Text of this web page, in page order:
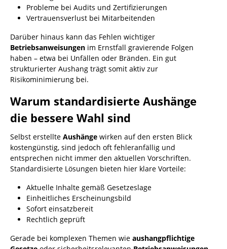
Probleme bei Audits und Zertifizierungen
Vertrauensverlust bei Mitarbeitenden
Darüber hinaus kann das Fehlen wichtiger
Betriebsanweisungen im Ernstfall gravierende Folgen
haben – etwa bei Unfällen oder Bränden. Ein gut
strukturierter Aushang trägt somit aktiv zur
Risikominimierung bei.
Warum standardisierte Aushänge
die bessere Wahl sind
Selbst erstellte Aushänge wirken auf den ersten Blick
kostengünstig, sind jedoch oft fehleranfällig und
entsprechen nicht immer den aktuellen Vorschriften.
Standardisierte Lösungen bieten hier klare Vorteile:
Aktuelle Inhalte gemäß Gesetzeslage
Einheitliches Erscheinungsbild
Sofort einsatzbereit
Rechtlich geprüft
Gerade bei komplexen Themen wie aushangpflichtige